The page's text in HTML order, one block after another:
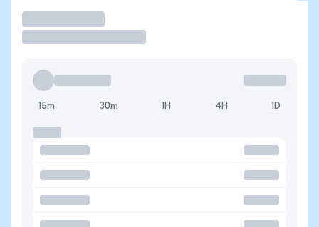
15m 30m 1H 4H 1D